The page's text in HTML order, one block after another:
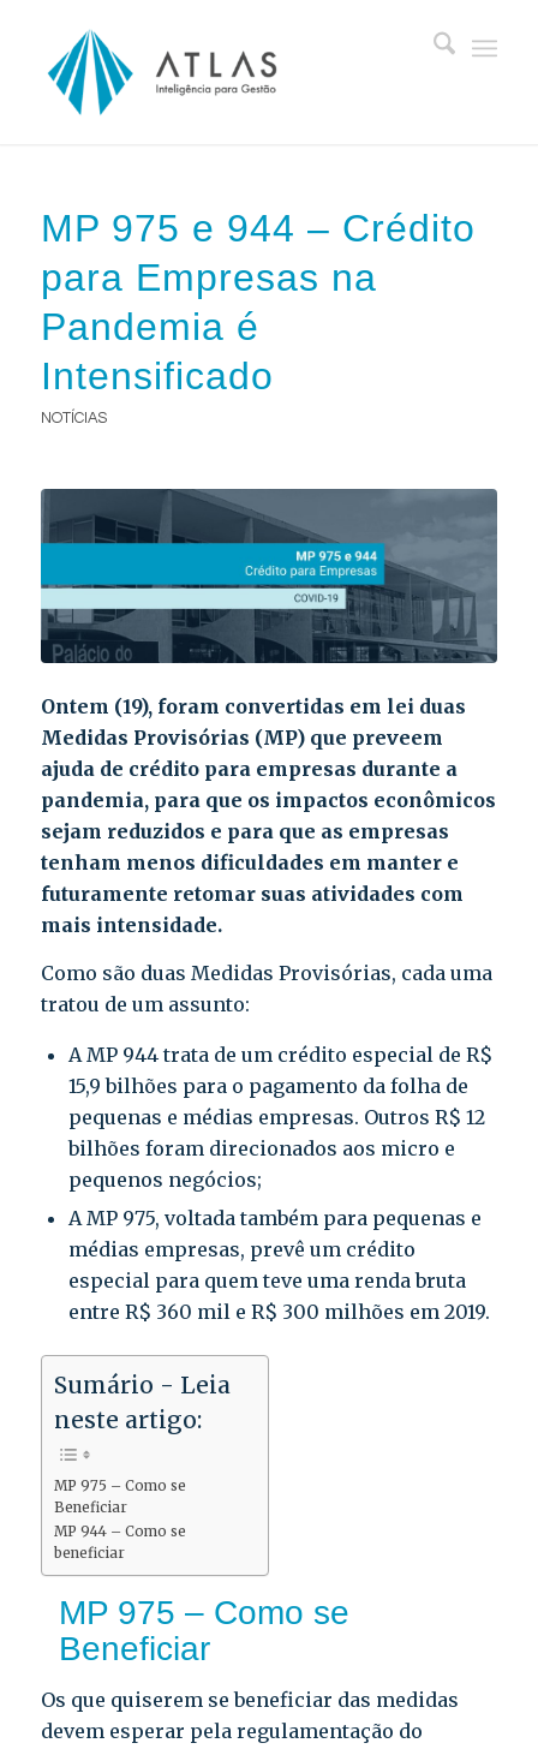
MP 975 e 944 – Crédito
para Empresas na
Pandemia é
Intensificado
NOTÍCIAS
Ontem (19), foram convertidas em lei duas
Medidas Provisórias (MP) que preveem
ajuda de crédito para empresas durante a
pandemia, para que os impactos econômicos
sejam reduzidos e para que as empresas
tenham menos dificuldades em manter e
futuramente retomar suas atividades com
mais intensidade.
Como são duas Medidas Provisórias, cada uma
tratou de um assunto:
AMP 944trata de um crédito especial de R$
15,9 bilhões para o pagamento da folha de
pequenas e médias empresas. Outros R$ 12
bilhões foram direcionados aos micro e
pequenos negócios;
AMP 975, voltada também para pequenas e
médias empresas, prevê um crédito
especial para quem teve uma renda bruta
entre R$ 360 mil e R$ 300 milhões em 2019.
Sumário - Leia
neste artigo:
MP 975 – Como se
Beneficiar
MP 944 – Como se
beneficiar
MP 975 – Como se
Beneficiar
Os que quiserem se beneficiar das medidas
devem esperar pela regulamentação do